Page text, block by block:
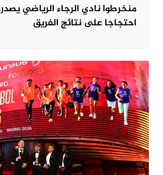
منخرطوا نادي الرجاء الرياضي
احتجاجا على نتائج الفريق